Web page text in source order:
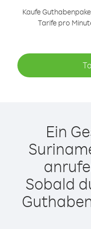
Kaufe
Tarife pro
Ein
Sobald